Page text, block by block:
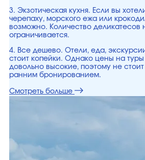
3. Экзотическая кухня. Если вы
черепаху, морского ежа или
возможно. Количество деликатесов
ограничивается.
4. Все дешево. Отели, еда,
стоит копейки. Однако цены на
довольно высокие, поэтому не
ранним бронированием.
Смотреть больше